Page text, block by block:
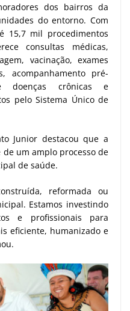
dos bairros da
do entorno. Com
15,7 mil procedimentos
consultas médicas,
vacinação, exames
acompanhamento pré-
doenças crônicas e
pelo Sistema Único de
Junior destacou que a
um amplo processo de
de saúde.
reformada ou
Estamos investindo
e profissionais para
eficiente, humanizado e